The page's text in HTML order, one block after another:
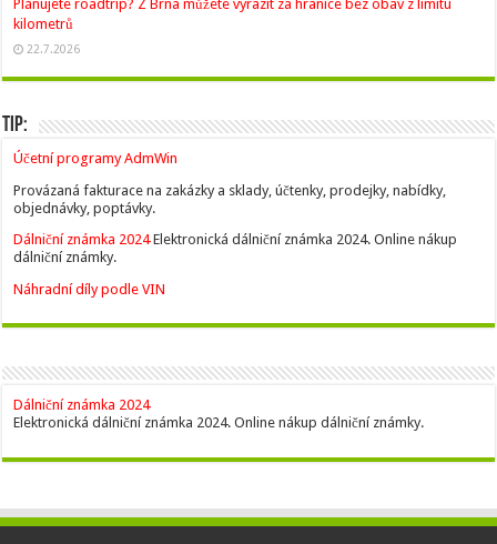
Plánujete roadtrip? Z Brna můžete vyrazit za hranice bez obav z limitu
kilometrů
22.7.2026
Tip:
Účetní programy AdmWin
Provázaná fakturace na zakázky a sklady, účtenky, prodejky, nabídky,
objednávky, poptávky.
Dálniční známka 2024Elektronická dálniční známka 2024. Online nákup
dálniční známky.
Náhradní díly podle VIN
Dálniční známka 2024
Elektronická dálniční známka 2024. Online nákup dálniční známky.